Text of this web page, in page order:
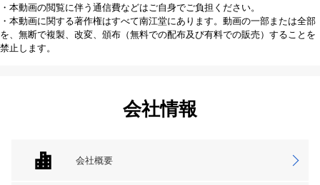
・本動画の閲覧に伴う通信費などはご自身でご負担ください。
・本動画に関する著作権はすべて南江堂にあります。動画の一部または全部
を、無断で複製、改変、頒布（無料での配布及び有料での販売）することを
禁止します。
会社情報
会社概要